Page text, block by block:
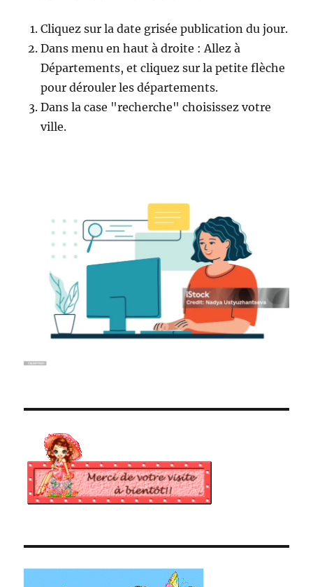
Cliquez sur la date grisée publication du jour.
Dans menu en haut à droite : Allez à
Départements, et cliquez sur la petite flèche
pour dérouler les départements.
Dans la case "recherche" choisissez votre
ville.